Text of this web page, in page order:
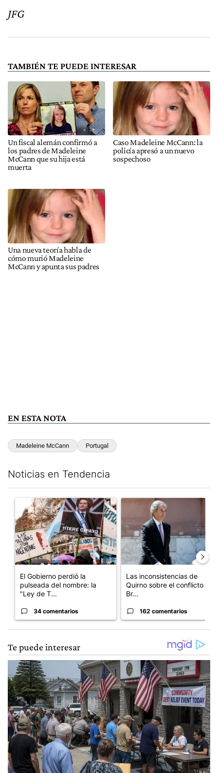
JFG
TAMBIÉN TE PUEDE INTERESAR
Un fiscal alemán confirmó a
los padres de Madeleine
McCann que su hija está
muerta
Caso Madeleine McCann: la
policía apresó a un nuevo
sospechoso
Una nueva teoría habla de
cómo murió Madeleine
McCann y apunta sus padres
EN ESTA NOTA
Madeleine McCann Portugal
Noticias en Tendencia
Un artículo de tendencia con el título "El Gobierno perdió la
El Gobierno perdió la
pulseada del nombre: la
"Ley de T...
34 comentarios
Un artículo de tendencia con
Las inconsistencias de
Quirno sobre el conflicto con
Br...
162 comentarios